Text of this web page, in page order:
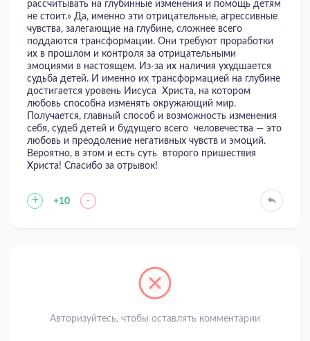
рассчитывать на глубинные изменения и помощь детям
не стоит.» Да, именно эти отрицательные, агрессивные
чувства, залегающие на глубине, сложнее всего
поддаются трансформации. Они требуют проработки
их в прошлом и контроля за отрицательными
эмоциями в настоящем. Из-за их наличия ухудшается
судьба детей. И именно их трансформацией на глубине
достигается уровень Иисуса Христа, на котором
любовь способна изменять окружающий мир.
Получается, главный способ и возможность изменения
себя, судеб детей и будущего всего человечества — это
любовь и преодоление негативных чувств и эмоций.
Вероятно, в этом и есть суть второго пришествия
Христа! Спасибо за отрывок!
+ +10 -
Авторизуйтесь, чтобы оставлять комментарии